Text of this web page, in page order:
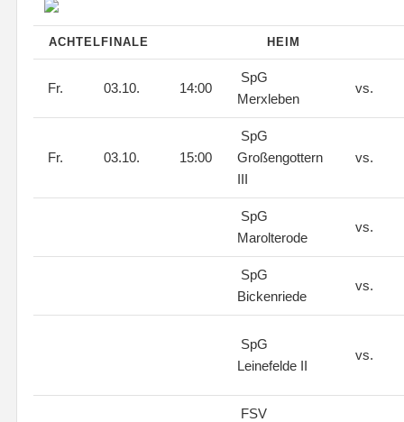
ACHTELFINALE HEIM
Fr. 03.10. 14:00
SpG
Merxleben
vs.
Fr. 03.10. 15:00
SpG
Großengottern
III
vs.
SpG
Marolterode
vs.
SpG
Bickenriede
vs.
SpG
Leinefelde II
vs.
FSV